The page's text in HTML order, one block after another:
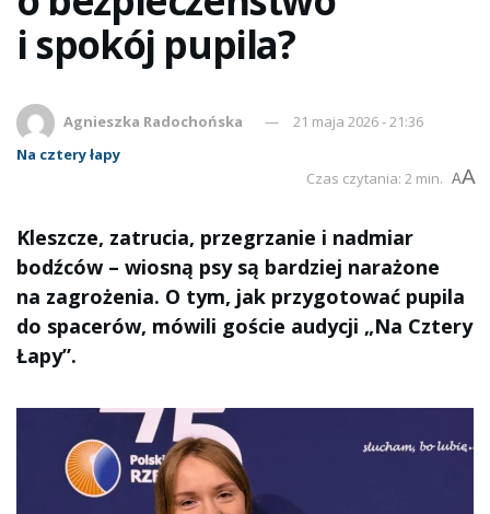
i spokój pupila?
Agnieszka Radochońska
21 maja 2026 - 21:36
Na cztery łapy
Czas czytania: 2 min. AA
Kleszcze, zatrucia, przegrzanie i nadmiar
bodźców – wiosną psy są bardziej narażone
na zagrożenia. O tym, jak przygotować pupila
do spacerów, mówili goście audycji „Na Cztery
Łapy”.